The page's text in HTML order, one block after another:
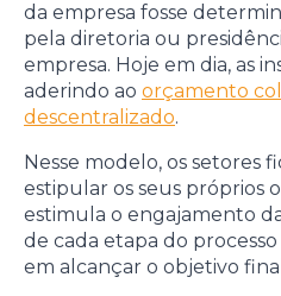
da empresa fosse
pela diretoria ou
empresa. Hoje em dia, as
aderindo ao orçamento
descentralizado.
Nesse modelo, os setores
estipular os seus próprios
estimula o engajamento
de cada etapa do
em alcançar o objetivo